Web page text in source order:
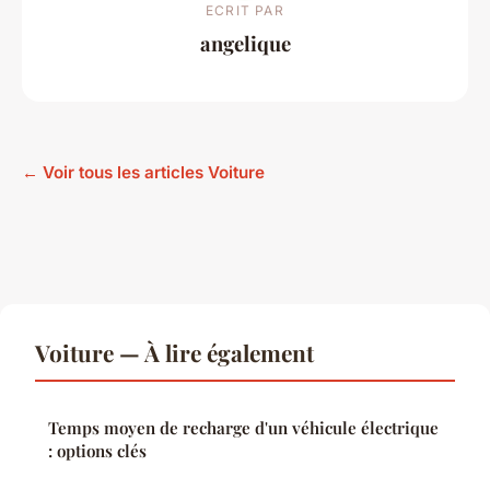
ECRIT PAR
angelique
← Voir tous les articles Voiture
Voiture — À lire également
Temps moyen de recharge d'un véhicule électrique
: options clés